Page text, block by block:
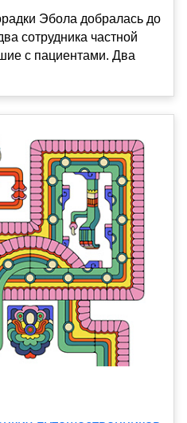
Эбола добралась до
сотрудника частной
с пациентами. Два